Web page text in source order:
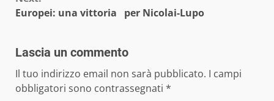
Europei: una vittoria per Nicolai-Lupo
Lascia un commento
Il tuo indirizzo email non sarà pubblicato. I campi
obbligatori sono contrassegnati *